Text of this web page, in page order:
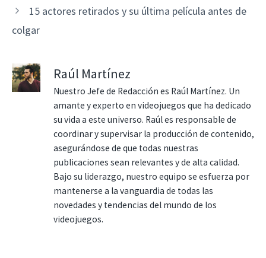
15 actores retirados y su última película antes de
colgar
Raúl Martínez
Nuestro Jefe de Redacción es Raúl Martínez. Un
amante y experto en videojuegos que ha dedicado
su vida a este universo. Raúl es responsable de
coordinar y supervisar la producción de contenido,
asegurándose de que todas nuestras
publicaciones sean relevantes y de alta calidad.
Bajo su liderazgo, nuestro equipo se esfuerza por
mantenerse a la vanguardia de todas las
novedades y tendencias del mundo de los
videojuegos.